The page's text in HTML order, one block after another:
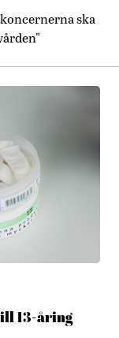
ska
13-åring